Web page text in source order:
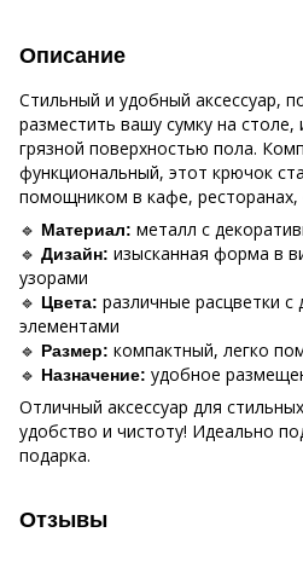
Описание
Стильный и удобный аксессуар,
разместить вашу сумку на столе,
грязной поверхностью пола.
функциональный, этот крючок
помощником в кафе, ресторанах,
🔹 Материал: металл с
🔹 Дизайн: изысканная форма в
узорами
🔹 Цвета: различные расцветки
элементами
🔹 Размер: компактный, легко
🔹 Назначение: удобное
Отличный аксессуар для
удобство и чистоту! Идеально
подарка.
Отзывы